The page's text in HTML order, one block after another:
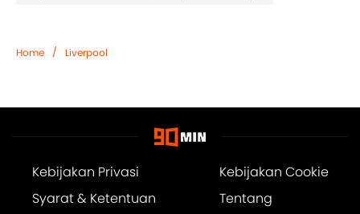
Home / Liverpool
Kebijakan Privasi
Kebijakan Cookie
Syarat & Ketentuan
Tentang